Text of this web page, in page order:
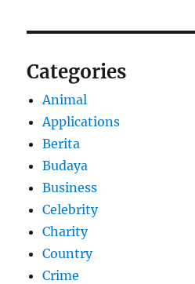
Categories
Animal
Applications
Berita
Budaya
Business
Celebrity
Charity
Country
Crime